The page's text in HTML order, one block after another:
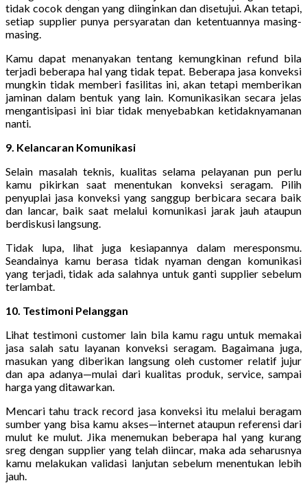
tidak cocok dengan yang diinginkan dan disetujui. Akan tetapi,
setiap supplier punya persyaratan dan ketentuannya masing-
masing.
Kamu dapat menanyakan tentang kemungkinan refund bila
terjadi beberapa hal yang tidak tepat. Beberapa jasa konveksi
mungkin tidak memberi fasilitas ini, akan tetapi memberikan
jaminan dalam bentuk yang lain. Komunikasikan secara jelas
mengantisipasi ini biar tidak menyebabkan ketidaknyamanan
nanti.
9. Kelancaran Komunikasi
Selain masalah teknis, kualitas selama pelayanan pun perlu
kamu pikirkan saat menentukan konveksi seragam. Pilih
penyuplai jasa konveksi yang sanggup berbicara secara baik
dan lancar, baik saat melalui komunikasi jarak jauh ataupun
berdiskusi langsung.
Tidak lupa, lihat juga kesiapannya dalam meresponsmu.
Seandainya kamu berasa tidak nyaman dengan komunikasi
yang terjadi, tidak ada salahnya untuk ganti supplier sebelum
terlambat.
10. Testimoni Pelanggan
Lihat testimoni customer lain bila kamu ragu untuk memakai
jasa salah satu layanan konveksi seragam. Bagaimana juga,
masukan yang diberikan langsung oleh customer relatif jujur
dan apa adanya—mulai dari kualitas produk, service, sampai
harga yang ditawarkan.
Mencari tahu track record jasa konveksi itu melalui beragam
sumber yang bisa kamu akses—internet ataupun referensi dari
mulut ke mulut. Jika menemukan beberapa hal yang kurang
sreg dengan supplier yang telah diincar, maka ada seharusnya
kamu melakukan validasi lanjutan sebelum menentukan lebih
jauh.